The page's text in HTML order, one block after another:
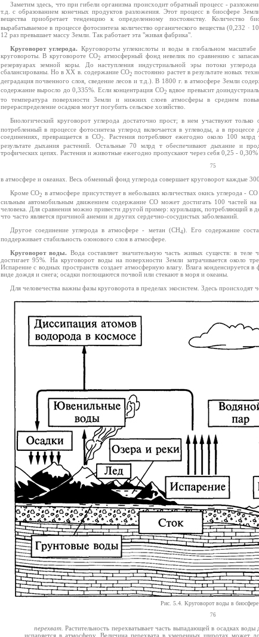
Заметим здесь, что при гибели организма происходит обратный процесс -
т.д. с образованием конечных продуктов разложения. Этот процесс в биосфере
вещества приобретает тенденцию к определенному постоянству.
вырабатываемое в процессе фотосинтеза количество органического вещества (0,232 · 10
12 раз превышает массу Земли. Так работает эта "живая фабрика".
Круговорот углерода. Круговороты углекислоты и воды в глобальном
круговороты. В круговороте CO2 атмосферный фонд невелик по сравнению с
резервуарах земной коры. До наступления индустриальной эры потоки
сбалансированы. Но в XX в. содержание CO2 постоянно растет в результате новых
деградация почвенного слоя, сведение лесов и т.д.). В 1800 г. в атмосфере Земли
содержание выросло до 0,335%. Если концентрация СО2 вдвое превысит
то температура поверхности Земли и нижних слоев атмосферы в среднем
перераспределение осадков могут погубить сельское хозяйство.
Биологический круговорот углерода достаточно прост; в нем участвуют
потребленный в процессе фотосинтеза углерод включается в углеводы, а в
соединениях, превращается в СО2
. Растения потребляют ежегодно около 100
результате дыхания растений. Остальные 70 млрд т обеспечивают дыхание и
трофических цепях. Растения и животные ежегодно пропускают через себя 0,25 -
75
в атмосфере и океанах. Весь обменный фонд углерода совершает круговорот каждые
Кроме СО2 в атмосфере присутствует в небольших количествах окись углерода -
сильным автомобильным движением содержание СО может достигать 100 частей на
человека. Для сравнения можно привести другой пример: курильщик, потребляющий в
что часто является причиной анемии и других сердечно-сосудистых заболеваний.
Другое соединение углерода в атмосфере - метан (СН4). Его содержание
поддерживает стабильность озонового слоя в атмосфере.
Круговорот воды. Вода составляет значительную часть живых существ: в
достигает 95%. На круговорот воды на поверхности Земли затрачивается около
Испарение с водных пространств создает атмосферную влагу. Влага конденсируется
виде дождя и снега; осадки поглощаются почвой или стекают в моря и океаны.
Для человечества важны фазы круговорота в пределах экосистем. Здесь происходят
Рис. 5.4. Круговорот воды в биосфере
76
перехват. Растительность перехватывает часть выпадающей в осадках
испаряется в атмосферу. Величина перехвата в умеренных широтах может